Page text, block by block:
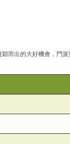
而出的大好機會，門